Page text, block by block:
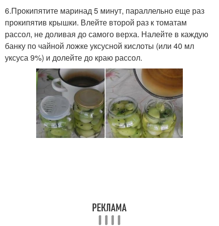
6.Прокипятите маринад 5 минут, параллельно еще раз
прокипятив крышки. Влейте второй раз к томатам
рассол, не доливая до самого верха. Налейте в каждую
банку по чайной ложке уксусной кислоты (или 40 мл
уксуса 9%) и долейте до краю рассол.